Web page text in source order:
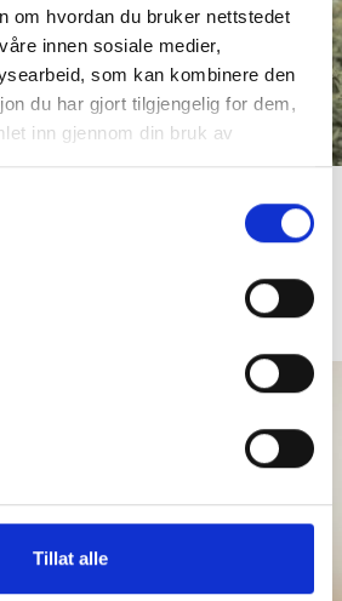
om hvordan du bruker nettstedet
innen sosiale medier,
som kan kombinere den
du har gjort tilgjengelig for dem,
inn gjennom din bruk av
Tillat alle